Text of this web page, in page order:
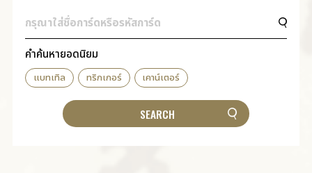
คำค้นหายอดนิยม
แบทเทิล ทริกเกอร์ เคาน์เตอร์